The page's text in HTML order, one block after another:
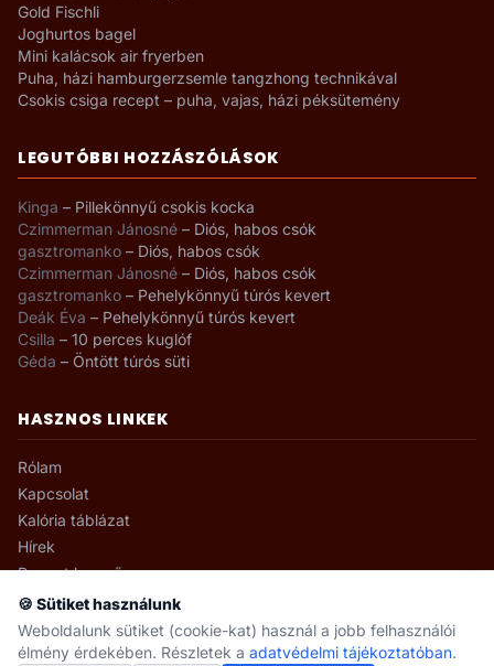
🍪 Sütiket használunk
Weboldalunk sütiket (cookie-kat) használ a jobb felhasználói
élmény érdekében. Részletek a adatvédelmi tájékoztatóban.
Gold Fischli
Joghurtos bagel
Mini kalácsok air fryerben
Puha, házi hamburgerzsemle tangzhong technikával
Csokis csiga recept – puha, vajas, házi péksütemény
LEGUTÓBBI HOZZÁSZÓLÁSOK
Kinga – Pillekönnyű csokis kocka
Czimmerman Jánosné – Diós, habos csók
gasztromanko – Diós, habos csók
Czimmerman Jánosné – Diós, habos csók
gasztromanko – Pehelykönnyű túrós kevert
Deák Éva – Pehelykönnyű túrós kevert
Csilla – 10 perces kuglóf
Géda – Öntött túrós süti
HASZNOS LINKEK
Rólam
Kapcsolat
Kalória táblázat
Hírek
Recept kereső